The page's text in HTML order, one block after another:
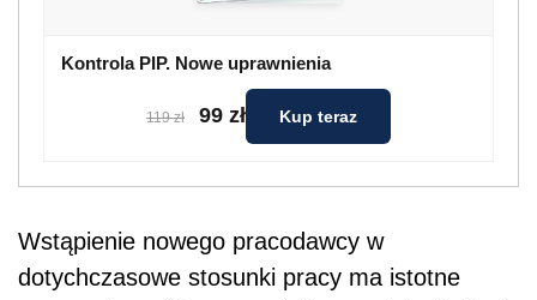
Kontrola PIP. Nowe uprawnienia
119 zł 99 zł Kup teraz
Wstąpienie nowego pracodawcy w
dotychczasowe stosunki pracy ma istotne